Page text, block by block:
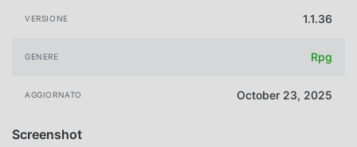
VERSIONE 1.1.36
GENERE Rpg
AGGIORNATO October 23, 2025
Screenshot